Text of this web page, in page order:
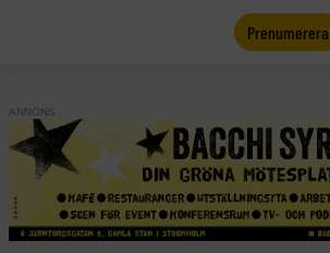
Prenumerera
ANNONS